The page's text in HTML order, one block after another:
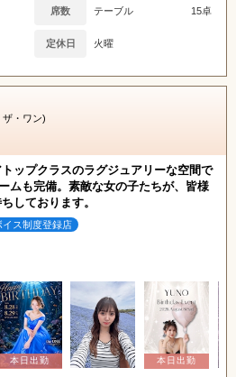
席数 テーブル 15卓
定休日 火曜
・ワン)
ップクラスのラグジュアリーな空間で
ムも完備。素敵な女の子たちが、皆様
しております。
イス制度登録店